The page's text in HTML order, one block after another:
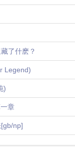
了什麽？
Legend)
)
章
np]